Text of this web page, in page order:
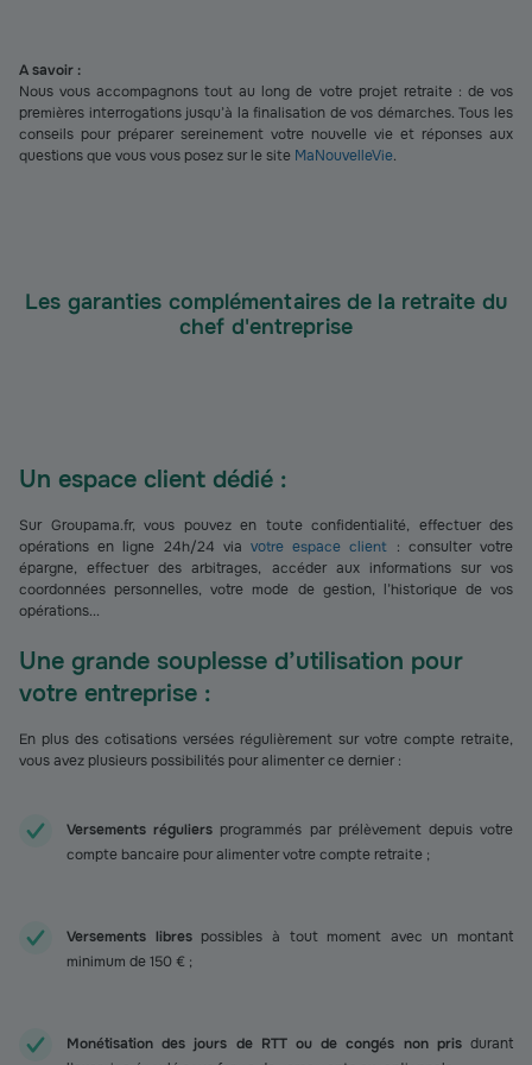
A savoir :
Nous vous accompagnons tout au long de votre projet retraite : de vos
premières interrogations jusqu’à la finalisation de vos démarches. Tous les
conseils pour préparer sereinement votre nouvelle vie et réponses aux
questions que vous vous posez sur le site MaNouvelleVie.
Les garanties complémentaires de la retraite du
chef d'entreprise
Un espace client dédié :
Sur Groupama.fr, vous pouvez en toute confidentialité, effectuer des
opérations en ligne 24h/24 via votre espace client : consulter votre
épargne, effectuer des arbitrages, accéder aux informations sur vos
coordonnées personnelles, votre mode de gestion, l’historique de vos
opérations...
Une grande souplesse d’utilisation pour
votre entreprise :
En plus des cotisations versées régulièrement sur votre compte retraite,
vous avez plusieurs possibilités pour alimenter ce dernier :
Versements réguliers programmés par prélèvement depuis votre
compte bancaire pour alimenter votre compte retraite ;
Versements libres possibles à tout moment avec un montant
minimum de 150 € ;
Monétisation des jours de RTT ou de congés non pris durant